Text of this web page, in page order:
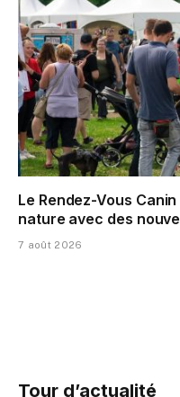
Le Rendez-Vous
nature avec des
7 août 2026
Tour d’actualité